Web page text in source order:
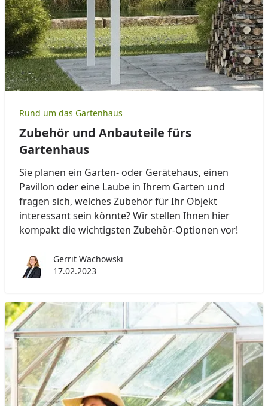
Rund um das Gartenhaus
Zubehör und Anbauteile fürs
Gartenhaus
Sie planen ein Garten- oder Gerätehaus, einen
Pavillon oder eine Laube in Ihrem Garten und
fragen sich, welches Zubehör für Ihr Objekt
interessant sein könnte? Wir stellen Ihnen hier
kompakt die wichtigsten Zubehör-Optionen vor!
Gerrit Wachowski
17.02.2023